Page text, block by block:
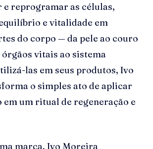
reprogramar as células,
e vitalidade em
do corpo — da pele ao couro
órgãos vitais ao sistema
las em seus produtos, Ivo
o simples ato de aplicar
em um ritual de regeneração e
marca, Ivo Moreira